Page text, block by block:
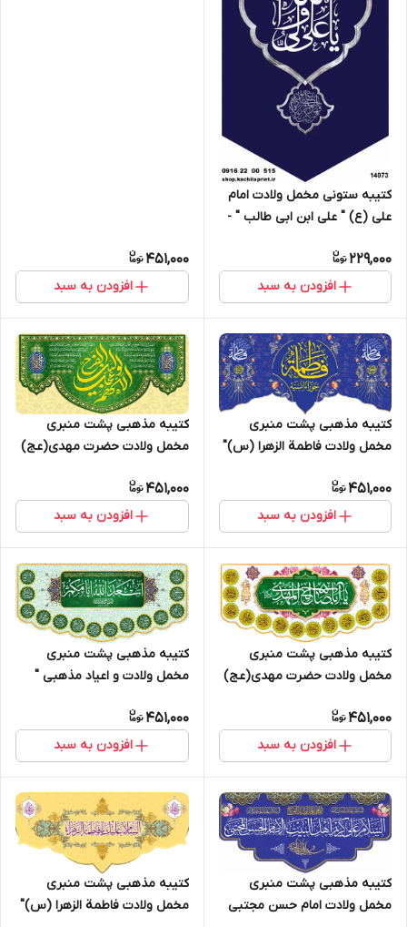
کتیبه ستونی مخمل ولادت امام
علی (ع) " علی ابن ابی طالب " -
229,000
افزودن به سبد
451,000
افزودن به سبد
کتیبه مذهبی پشت منبری
مخمل ولادت فاطمة الزهرا (س)"
13060
451,000
افزودن به سبد
کتیبه مذهبی پشت منبری
مخمل ولادت حضرت مهدی(عج)
451,000
افزودن به سبد
کتیبه مذهبی پشت منبری
مخمل ولادت حضرت مهدی(عج)
14010
451,000
افزودن به سبد
کتیبه مذهبی پشت منبری
مخمل ولادت و اعیاد مذهبی "
451,000
افزودن به سبد
کتیبه مذهبی پشت منبری
مخمل ولادت امام حسن مجتبی
کتیبه مذهبی پشت منبری
مخمل ولادت فاطمة الزهرا (س)"